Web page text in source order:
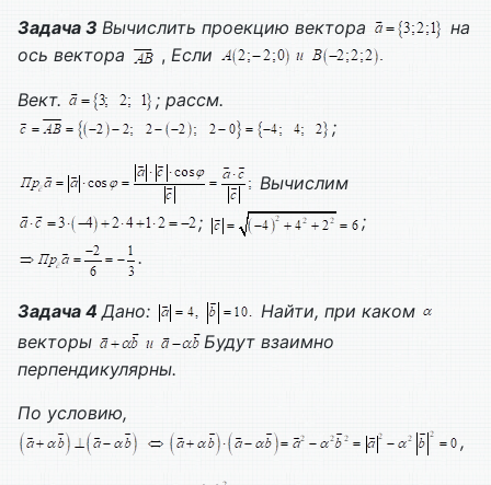
Задача 3 Вычислить проекцию вектора
на
ось вектора
, Если
Вект.
; рассм.
;
Вычислим
;
;
.
Задача 4 Дано:
Найти, при каком
векторы
Будут взаимно
перпендикулярны.
По условию,
,